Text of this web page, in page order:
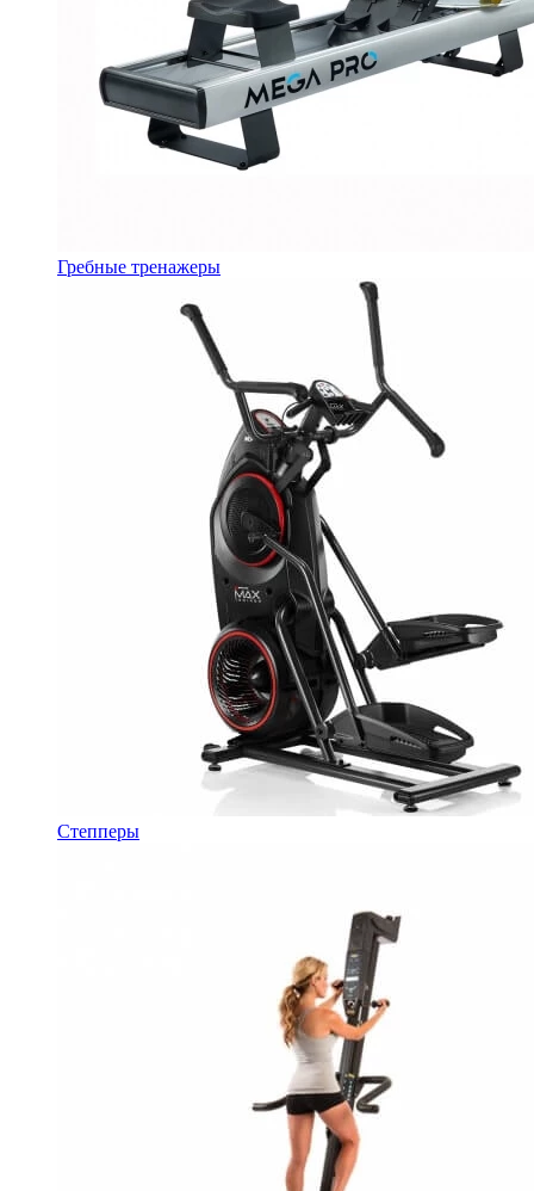
Гребные тренажеры
Степперы